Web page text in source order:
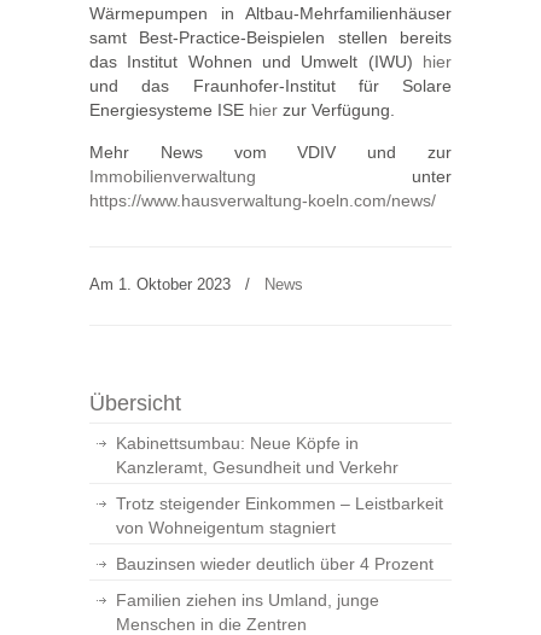
Wärmepumpen in Altbau-Mehrfamilienhäuser
samt Best-Practice-Beispielen stellen bereits
das Institut Wohnen und Umwelt (IWU) hier
und das Fraunhofer-Institut für Solare
Energiesysteme ISE hier zur Verfügung.
Mehr News vom VDIV und zur
Immobilienverwaltung unter
https://www.hausverwaltung-koeln.com/news/
Am 1. Oktober 2023 / News
Übersicht
Kabinettsumbau: Neue Köpfe in
Kanzleramt, Gesundheit und Verkehr
Trotz steigender Einkommen – Leistbarkeit
von Wohneigentum stagniert
Bauzinsen wieder deutlich über 4 Prozent
Familien ziehen ins Umland, junge
Menschen in die Zentren